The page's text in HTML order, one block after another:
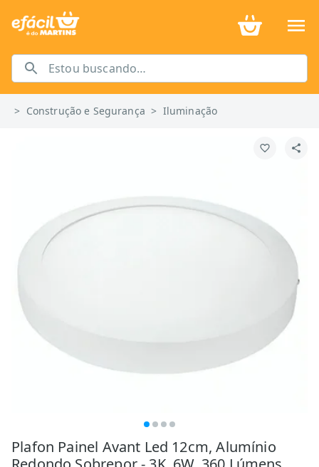
> Construção e Segurança > Iluminação
Plafon Painel Avant Led 12cm, Alumínio